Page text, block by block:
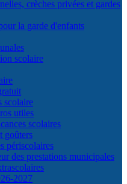
crèches privées et gardes
la garde d'enfants
scolaire
scolaire
utiles
scolaires
goûters
périscolaires
des prestations municipales
2027